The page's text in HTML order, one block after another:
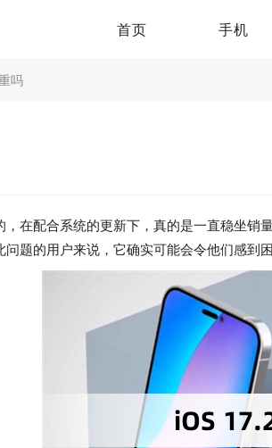
首页 手机
吗
在配合系统的更新下，真的是一直稳坐
题的用户来说，它确实可能会令他们感到